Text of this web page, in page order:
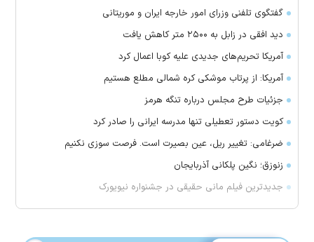
گفتگوی تلفنی وزرای امور خارجه ایران و موریتانی
دید افقی در زابل به ۲۵۰۰ متر کاهش یافت
آمریکا تحریم‌های جدیدی علیه کوبا اعمال کرد
آمریکا: از پرتاب موشکی کره شمالی مطلع هستیم
جزئیات طرح مجلس درباره تنگه هرمز
کویت دستور تعطیلی تنها مدرسه ایرانی را صادر کرد
ضرغامی: تغییر ریل، عین بصیرت است. فرصت سوزی نکنیم
زنوزق؛ نگین پلکانی آذربایجان
جدیدترین فیلم مانی حقیقی در جشنواره نیویورک